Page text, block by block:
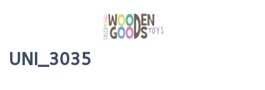
UNI_3035